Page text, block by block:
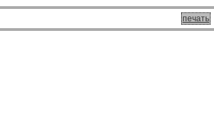
печать